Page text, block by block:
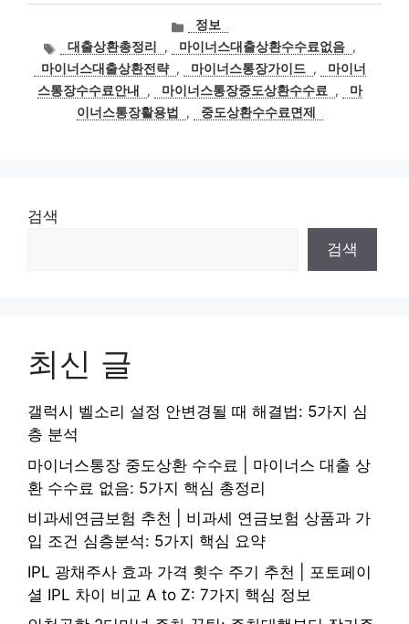
카
테
고
리
정보
태
그
대출상환총정리 , 마이너스대출상환수수료없음 ,
마이너스대출상환전략 , 마이너스통장가이드 ,
마이너
스통장수수료안내
, 마이너스통장중도상환수수료 ,
마
이너스통장활용법
, 중도상환수수료면제
검색
검색
최신 글
갤럭시 벨소리 설정 안변경될 때 해결법: 5가지 심
층 분석
마이너스통장 중도상환 수수료 | 마이너스 대출 상
환 수수료 없음: 5가지 핵심 총정리
비과세연금보험 추천 | 비과세 연금보험 상품과 가
입 조건 심층분석: 5가지 핵심 요약
IPL 광채주사 효과 가격 횟수 주기 추천 | 포토페이
셜 IPL 차이 비교 A to Z: 7가지 핵심 정보